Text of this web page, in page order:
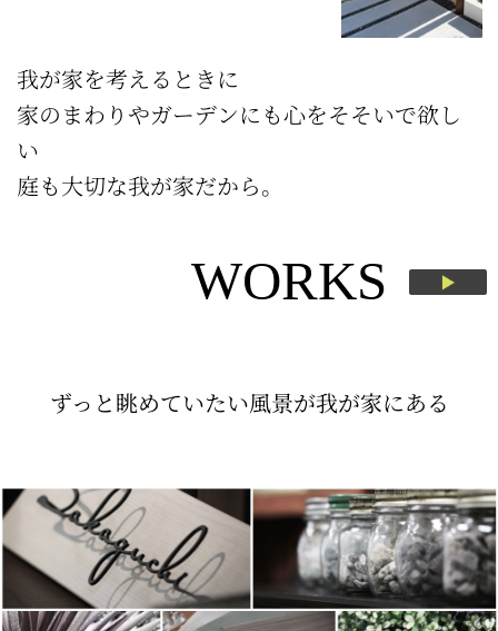
我が家を考えるときに
家のまわりやガーデンにも心をそそいで欲し
い
庭も大切な我が家だから。
WORKS
ずっと眺めていたい風景が我が家にある